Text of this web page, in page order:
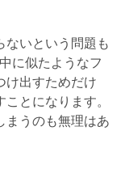
ないという問題も
に似たようなフ
け出すためだけ
とになります。
まうのも無理はあ